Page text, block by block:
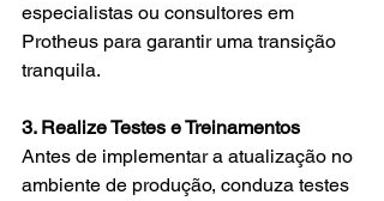
especialistas ou consultores em
Protheus para garantir uma transição
tranquila.
3. Realize Testes e Treinamentos
Antes de implementar a atualização no
ambiente de produção, conduza testes